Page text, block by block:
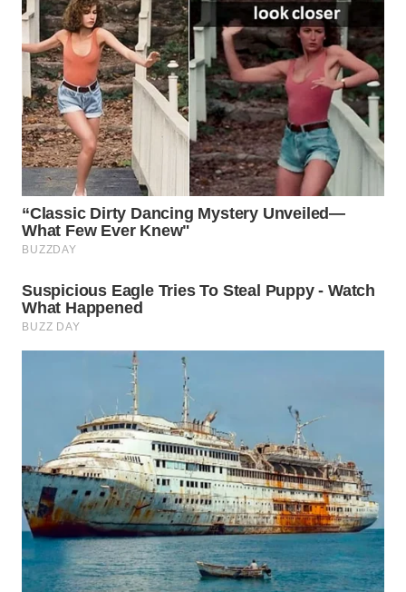
WN
MADURA
WN
SURABAYA
WN
NATUNA
WN
BINTAN
MANDALIKA
LABUANBAJO
WN
BORNEO
Wahana
Media
Group